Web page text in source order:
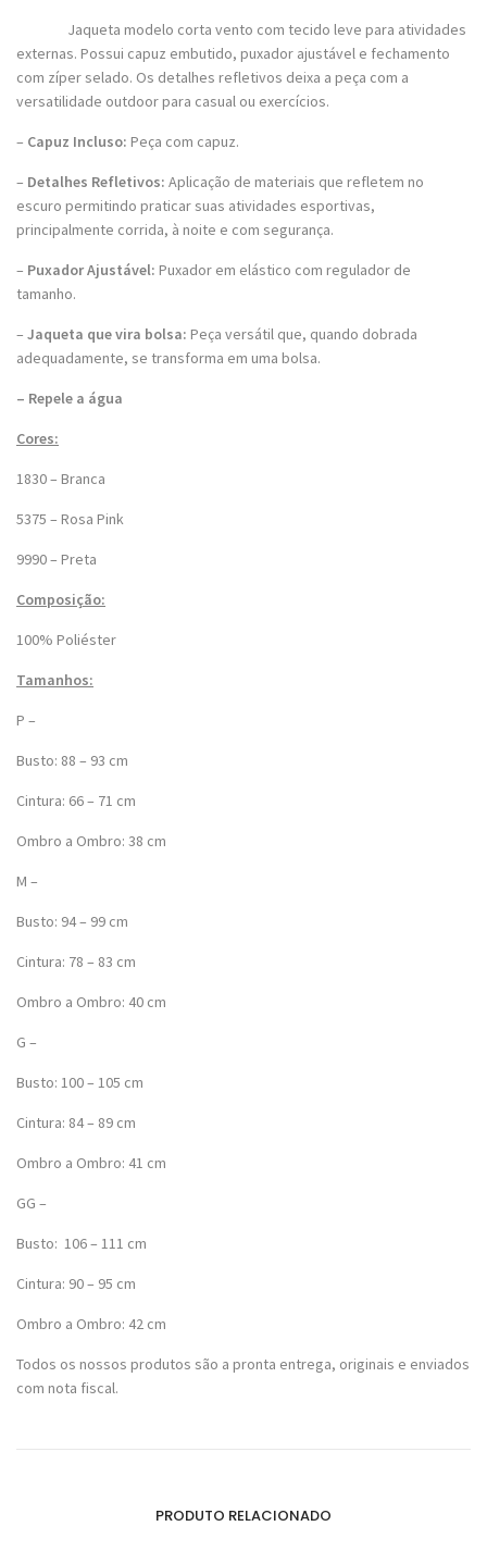
Jaqueta modelo corta vento com tecido leve para atividades
externas. Possui capuz embutido, puxador ajustável e fechamento
com zíper selado. Os detalhes refletivos deixa a peça com a
versatilidade outdoor para casual ou exercícios.
– Capuz Incluso: Peça com capuz.
– Detalhes Refletivos: Aplicação de materiais que refletem no
escuro permitindo praticar suas atividades esportivas,
principalmente corrida, à noite e com segurança.
– Puxador Ajustável: Puxador em elástico com regulador de
tamanho.
– Jaqueta que vira bolsa: Peça versátil que, quando dobrada
adequadamente, se transforma em uma bolsa.
– Repele a água
Cores:
1830 – Branca
5375 – Rosa Pink
9990 – Preta
Composição:
100% Poliéster
Tamanhos:
P –
Busto: 88 – 93 cm
Cintura: 66 – 71 cm
Ombro a Ombro: 38 cm
M –
Busto: 94 – 99 cm
Cintura: 78 – 83 cm
Ombro a Ombro: 40 cm
G –
Busto: 100 – 105 cm
Cintura: 84 – 89 cm
Ombro a Ombro: 41 cm
GG –
Busto: 106 – 111 cm
Cintura: 90 – 95 cm
Ombro a Ombro: 42 cm
Todos os nossos produtos são a pronta entrega, originais e enviados
com nota fiscal.
PRODUTO RELACIONADO